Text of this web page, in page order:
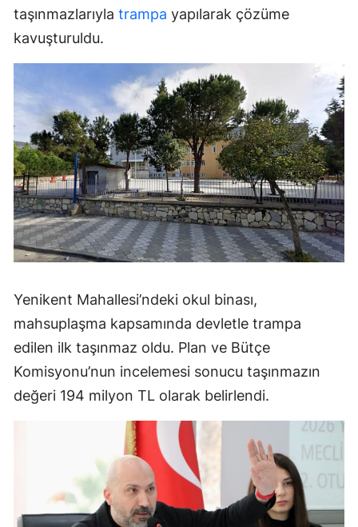
taşınmazlarıyla trampa yapılarak çözüme
kavuşturuldu.
Yenikent Mahallesi’ndeki okul binası,
mahsuplaşma kapsamında devletle trampa
edilen ilk taşınmaz oldu. Plan ve Bütçe
Komisyonu’nun incelemesi sonucu taşınmazın
değeri 194 milyon TL olarak belirlendi.